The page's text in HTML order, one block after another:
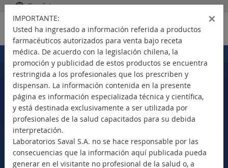
Español
Portada > Productos
Seleccione su país
Nuevos Productos
×
IMPORTANTE:
Usted ha ingresado a información referida a productos
farmacéuticos autorizados para venta bajo receta
médica. De acuerdo con la legislación chilena, la
promoción y publicidad de estos productos se encuentra
restringida a los profesionales que los prescriben y
dispensan. La información contenida en la presente
página es información especializada técnica y científica,
y está destinada exclusivamente a ser utilizada por
profesionales de la salud capacitados para su debida
interpretación.
Laboratorios Saval S.A. no se hace responsable por las
consecuencias que la información aquí publicada pueda
generar en el visitante no profesional de la salud o, a